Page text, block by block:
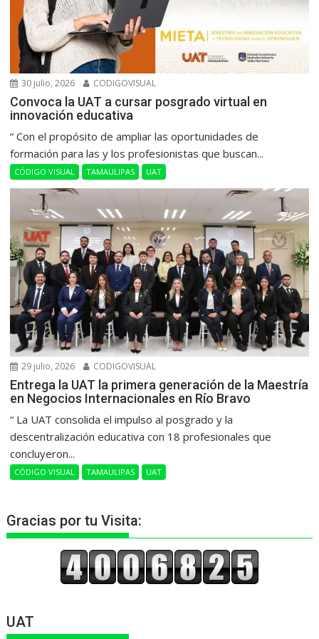
30 julio, 2026 CODIGOVISUAL
Convoca la UAT a cursar posgrado virtual en
innovación educativa
“ Con el propósito de ampliar las oportunidades de
formación para las y los profesionistas que buscan...
CÓDIGO VISUAL TAMAULIPAS UAT
29 julio, 2026 CODIGOVISUAL
Entrega la UAT la primera generación de la Maestría
en Negocios Internacionales en Río Bravo
“ La UAT consolida el impulso al posgrado y la
descentralización educativa con 18 profesionales que
concluyeron...
CÓDIGO VISUAL TAMAULIPAS UAT
Gracias por tu Visita:
UAT